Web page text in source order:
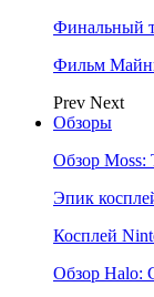
Финальный
Фильм
Prev Next
Обзоры
Обзор Moss:
Эпик
Косплей
Обзор Halo: